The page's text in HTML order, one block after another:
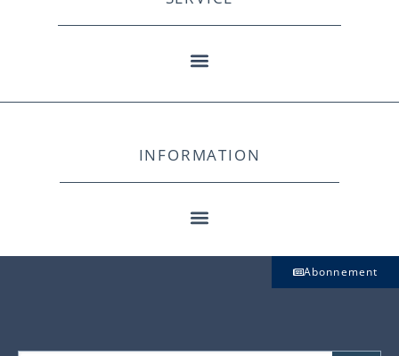
INFORMATION
Abonnement